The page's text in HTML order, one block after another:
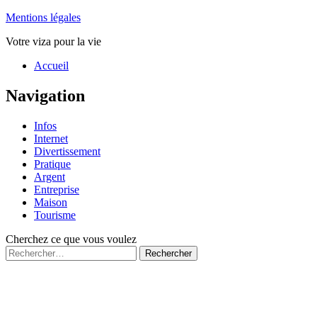
Mentions légales
Votre viza pour la vie
Haut
page
Accueil
Navigation
Infos
Internet
Divertissement
Pratique
Argent
Entreprise
Maison
Tourisme
Cherchez ce que vous voulez
Rechercher :